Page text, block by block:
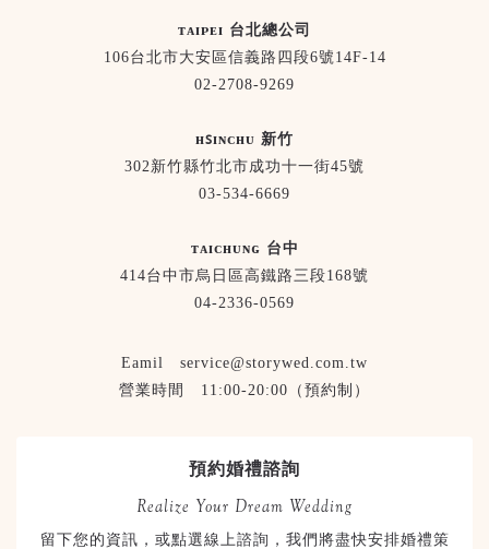
ᴛᴀɪᴘᴇɪ 台北總公司
106台北市大安區信義路四段6號14F-14
02-2708-9269
ʜꜱɪɴᴄʜᴜ 新竹
302新竹縣竹北市成功十一街45號
03-534-6669
ᴛᴀɪᴄʜᴜɴɢ 台中
414台中市烏日區高鐵路三段168號
04-2336-0569
Eamil service@storywed.com.tw
營業時間 11:00-20:00（預約制）
預約婚禮諮詢
Realize Your Dream Wedding
留下您的資訊，或點選線上諮詢，我們將盡快安排婚禮策